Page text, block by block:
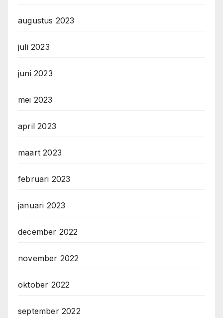
augustus 2023
juli 2023
juni 2023
mei 2023
april 2023
maart 2023
februari 2023
januari 2023
december 2022
november 2022
oktober 2022
september 2022